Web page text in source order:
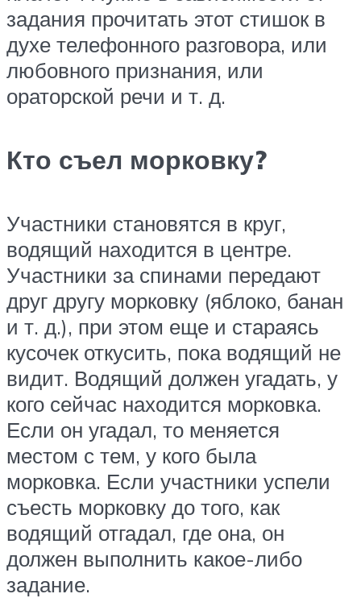
задания прочитать этот стишок в
духе телефонного разговора, или
любовного признания, или
ораторской речи и т. д.
Кто съел морковку?
Участники становятся в круг,
водящий находится в центре.
Участники за спинами передают
друг другу морковку (яблоко, банан
и т. д.), при этом еще и стараясь
кусочек откусить, пока водящий не
видит. Водящий должен угадать, у
кого сейчас находится морковка.
Если он угадал, то меняется
местом с тем, у кого была
морковка. Если участники успели
съесть морковку до того, как
водящий отгадал, где она, он
должен выполнить какое-либо
задание.